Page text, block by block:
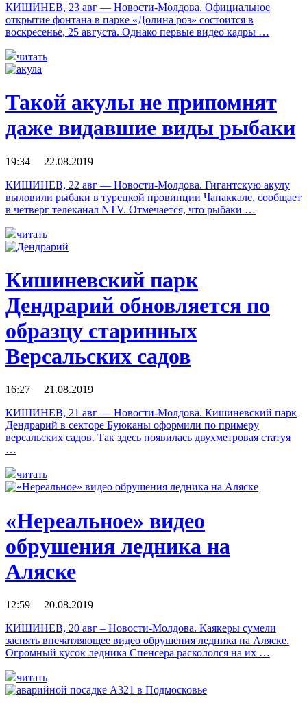
КИШИНЕВ, 23 авг — Новости-Молдова. Официальное
открытие фонтана в парке «Долина роз» состоится в
воскресенье, 25 августа. Однако первые видео кадры …
читать
Такой акулы не припомнят
даже видавшие виды рыбаки
19:34 22.08.2019
КИШИНЕВ, 22 авг — Новости-Молдова. Гигантскую акулу
выловили рыбаки в турецкой провинции Чанаккале, сообщает
в четверг телеканал NTV. Отмечается, что рыбаки …
читать
Кишиневский парк
Дендрарий обновляется по
образцу старинных
Версальских садов
16:27 21.08.2019
КИШИНЕВ, 21 авг — Новости-Молдова. Кишиневский парк
Дендрарий в секторе Буюканы оформили по примеру
версальских садов. Так здесь появилась двухметровая статуя
…
читать
«Нереальное» видео
обрушения ледника на
Аляске
12:59 20.08.2019
КИШИНЕВ, 20 авг – Новости-Молдова. Каякеры сумели
заснять впечатляющее видео обрушения ледника на Аляске.
Огромный кусок ледника Спенсера раскололся на их …
читать